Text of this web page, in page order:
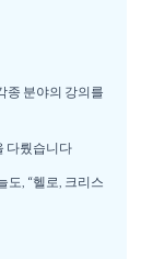
종 분야의 강의를
다뤘습니다
도, “헬로, 크리스